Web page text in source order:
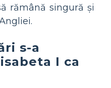
rămână singură și
s-a
I ca